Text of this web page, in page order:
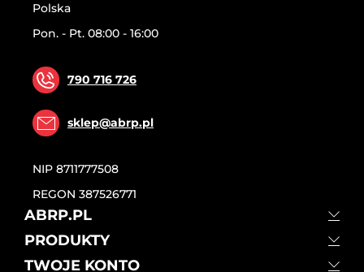
Polska
Pon. - Pt. 08:00 - 16:00
790 716 726
sklep@abrp.pl
NIP 8711777508
REGON 387526771
ABRP.PL
PRODUKTY
TWOJE KONTO